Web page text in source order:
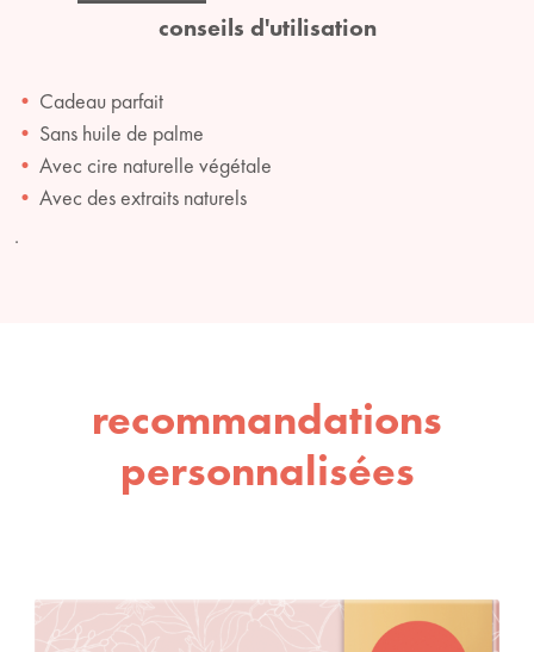
conseils d'utilisation
Cadeau parfait
Sans huile de palme
Avec cire naturelle végétale
Avec des extraits naturels
.
recommandations
personnalisées